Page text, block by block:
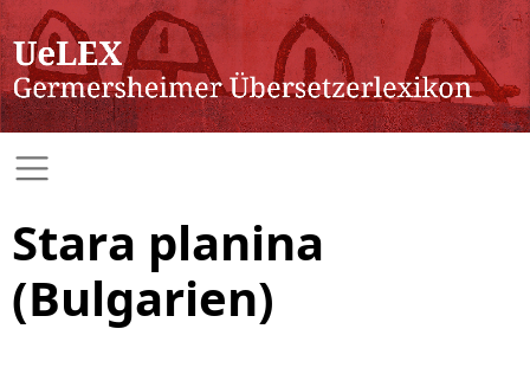
Stara planina
(Bulgarien)